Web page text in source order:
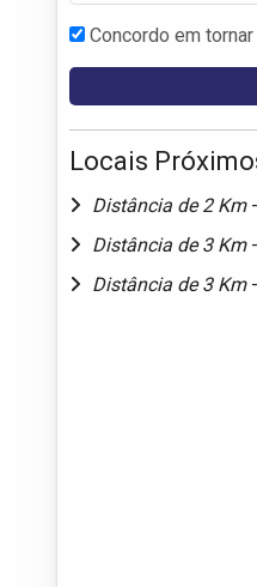
Concordo em
Locais
Distância de 2 Km -
Distância de 3 Km -
Distância de 3 Km -